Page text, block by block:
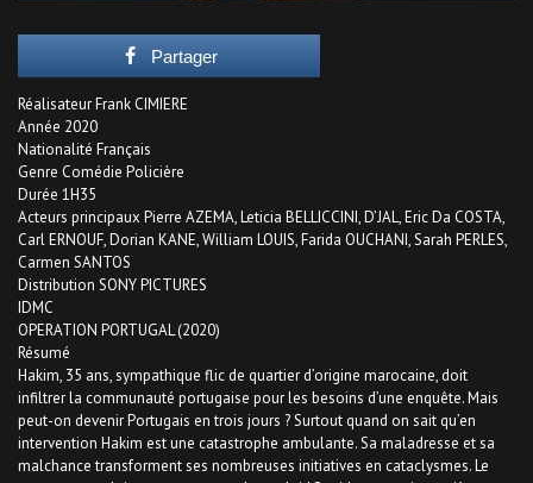
Partager
Réalisateur Frank CIMIERE
Année 2020
Nationalité Français
Genre Comédie Policière
Durée 1H35
Acteurs principaux Pierre AZEMA, Leticia BELLICCINI, D’JAL, Eric Da COSTA,
Carl ERNOUF, Dorian KANE, William LOUIS, Farida OUCHANI, Sarah PERLES,
Carmen SANTOS
Distribution SONY PICTURES
IDMC
OPERATION PORTUGAL (2020)
Résumé
Hakim, 35 ans, sympathique flic de quartier d’origine marocaine, doit
infiltrer la communauté portugaise pour les besoins d’une enquête. Mais
peut-on devenir Portugais en trois jours ? Surtout quand on sait qu’en
intervention Hakim est une catastrophe ambulante. Sa maladresse et sa
malchance transforment ses nombreuses initiatives en cataclysmes. Le